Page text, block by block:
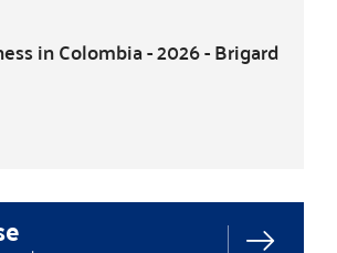
in Colombia - 2026 - Brigard